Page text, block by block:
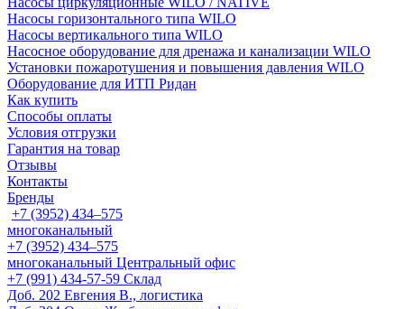
Насосы горизонтального типа WILO
Насосы вертикального типа WILO
Насосное оборудование для дренажа и канализации WILO
Установки пожаротушения и повышения давления WILO
Оборудование для ИТП Ридан
Как купить
Способы оплаты
Условия отгрузки
Гарантия на товар
Отзывы
Контакты
Бренды
+7 (3952) 434‒575
многоканальный
+7 (3952) 434‒575
многоканальный Центральный офис
‎+7 (991) 434-57-59 Склад
Доб. 202 Евгения В., логистика